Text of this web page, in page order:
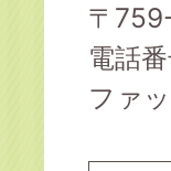
〒
電話
ファ